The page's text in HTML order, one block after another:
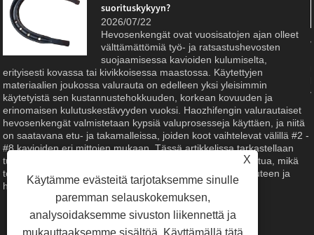
suorituskykyyn?
2026/07/22
Hevosenkengät ovat vuosisatojen ajan olleet
välttämättömiä työ- ja ratsastushevosten
suojaamisessa kavioiden kulumiselta,
erityisesti kovassa tai kivikkoisessa maastossa. Käytettyjen
materiaalien joukossa valurauta on edelleen yksi yleisimmin
käytetyistä sen kustannustehokkuuden, korkean kovuuden ja
erinomaisen kulutuskestävyyden vuoksi. Haozhifengin valurautaiset
hevosenkengät valmistetaan kypsiä valuprosesseja käyttäen, ja niitä
on saatavana etu- ja takamalleissa, joiden koot vaihtelevat välillä #2 -
#8 kavioiden eri mittojen mukaan. Tässä artikkelissa tarkastellaan
tuotteen ominaisuuksia, materiaalien etuja ja valmistuslaatua, mikä
tekee siitä luotettavan valinnan hevosenhoitoon, maatalouteen ja
hevosurheiluun.
X
Käytämme evästeitä tarjotaksemme sinulle
paremman selauskokemuksen,
analysoidaksemme sivuston liikennettä ja
mukauttaaksemme sisältöä. Käyttämällä tätä